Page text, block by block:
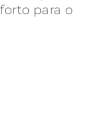
para o